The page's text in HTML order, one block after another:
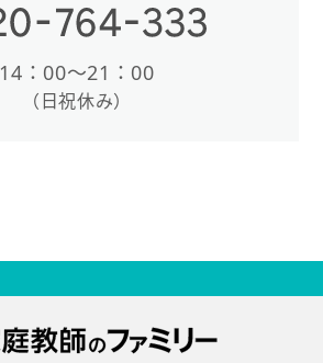
14：00〜21：00
（日祝休み）